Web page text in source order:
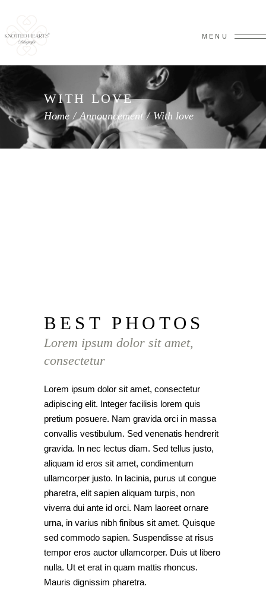
MENU
WITH LOVE
Home/Announcement/With love
BEST PHOTOS
Lorem ipsum dolor sit amet,
consectetur
Lorem ipsum dolor sit amet, consectetur
adipiscing elit. Integer facilisis lorem quis
pretium posuere. Nam gravida orci in massa
convallis vestibulum. Sed venenatis hendrerit
gravida. In nec lectus diam. Sed tellus justo,
aliquam id eros sit amet, condimentum
ullamcorper justo. In lacinia, purus ut congue
pharetra, elit sapien aliquam turpis, non
viverra dui ante id orci. Nam laoreet ornare
urna, in varius nibh finibus sit amet. Quisque
sed commodo sapien. Suspendisse at risus
tempor eros auctor ullamcorper. Duis ut libero
nulla. Ut et erat in quam mattis rhoncus.
Mauris dignissim pharetra.